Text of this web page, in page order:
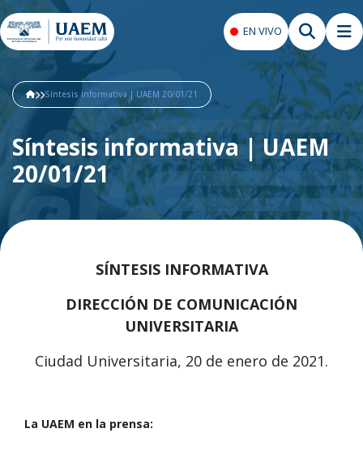
EN VIVO
Síntesis informativa | UAEM 20/01/21
Síntesis informativa | UAEM
20/01/21
SÍNTESIS INFORMATIVA
DIRECCIÓN DE COMUNICACIÓN
UNIVERSITARIA
Ciudad Universitaria, 20 de enero de 2021.
La UAEM en la prensa: